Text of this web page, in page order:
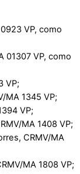
VP, como
01307 VP, como
VP;
MA 1345 VP;
VP;
MA 1408 VP;
CRMV/MA
MA 1808 VP;